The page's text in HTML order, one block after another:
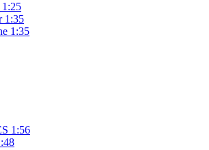
1:35
1:35
1:56